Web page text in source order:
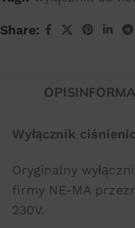
Share:
OPIS
Wyłącznik
Oryginalny
firmy NE-MA
230V.